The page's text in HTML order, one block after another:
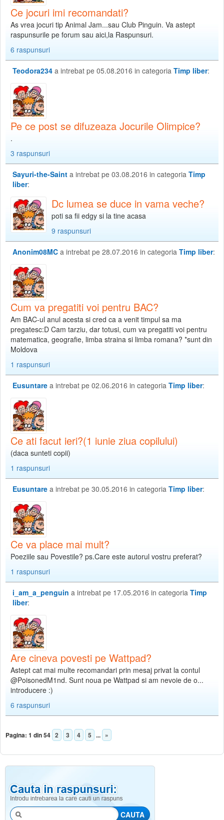
Ce jocuri imi recomandati?
As vrea jocuri tip Animal Jam...sau Club Pinguin. Va astept
raspunsurile pe forum sau aici,la Raspunsuri.
6 raspunsuri
Teodora234 a intrebat pe 05.08.2016 in categoria Timp liber:
Pe ce post se difuzeaza Jocurile Olimpice?
.
3 raspunsuri
Sayuri-the-Saint a intrebat pe 03.08.2016 in categoria Timp
liber:
Dc lumea se duce in vama veche?
poti sa fii edgy si la tine acasa
9 raspunsuri
Anonim08MC a intrebat pe 28.07.2016 in categoria Timp liber:
Cum va pregatiti voi pentru BAC?
Am BAC-ul anul acesta si cred ca a venit timpul sa ma
pregatesc:D Cam tarziu, dar totusi, cum va pregatiti voi pentru
matematica, geografie, limba straina si limba romana? *sunt din
Moldova
1 raspunsuri
Eusuntare a intrebat pe 02.06.2016 in categoria Timp liber:
Ce ati facut ieri?(1 iunie ziua copilului)
(daca sunteti copii)
1 raspunsuri
Eusuntare a intrebat pe 30.05.2016 in categoria Timp liber:
Ce va place mai mult?
Poeziile sau Povestile? ps.Care este autorul vostru preferat?
1 raspunsuri
i_am_a_penguin a intrebat pe 17.05.2016 in categoria Timp
liber:
Are cineva povesti pe Wattpad?
Astept cat mai multe recomandari prin mesaj privat la contul
@PoisonedM1nd. Sunt noua pe Wattpad si am nevoie de o...
introducere :)
6 raspunsuri
Pagina: 1 din 54 2 3 4 5 ... »